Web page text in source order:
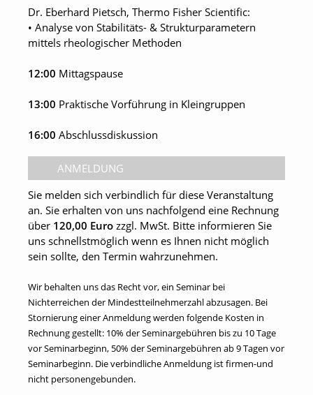
Dr. Eberhard Pietsch, Thermo Fisher Scientific:
• Analyse von Stabilitäts- & Strukturparametern
mittels rheologischer Methoden
12:00 Mittagspause
13:00 Praktische Vorführung in Kleingruppen
16:00 Abschlussdiskussion
ANMELDUNG
Sie melden sich verbindlich für diese Veranstaltung
an. Sie erhalten von uns nachfolgend eine Rechnung
über 120,00 Euro zzgl. MwSt. Bitte informieren Sie
uns schnellstmöglich wenn es Ihnen nicht möglich
sein sollte, den Termin wahrzunehmen.
Wir behalten uns das Recht vor, ein Seminar bei
Nichterreichen der Mindestteilnehmerzahl abzusagen. Bei
Stornierung einer Anmeldung werden folgende Kosten in
Rechnung gestellt: 10% der Seminargebühren bis zu 10 Tage
vor Seminarbeginn, 50% der Seminargebühren ab 9 Tagen vor
Seminarbeginn. Die verbindliche Anmeldung ist firmen-und
nicht personengebunden.